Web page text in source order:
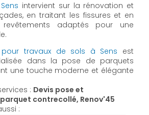
intervient sur la rénovation et
en traitant les fissures et en
adaptés pour une
pour travaux de sols à Sens est
dans la pose de parquets
une touche moderne et élégante
: Devis pose et
contrecollé, Renov'45
: